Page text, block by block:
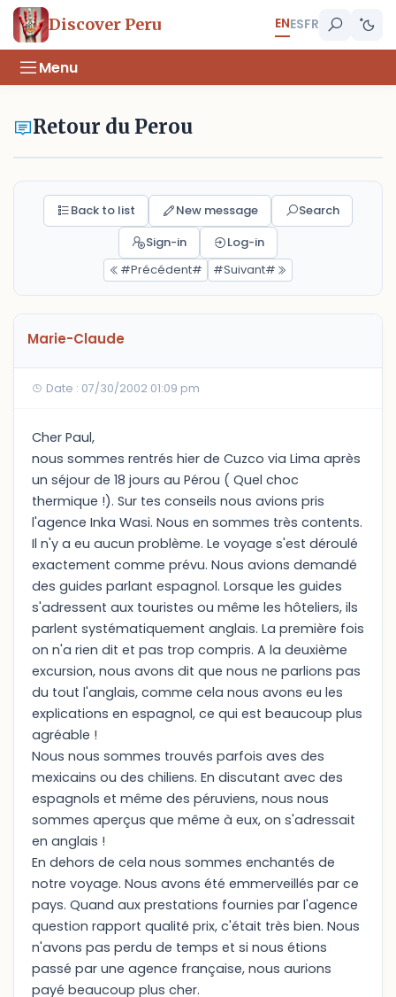
Discover Peru ENESFR
Menu
Retour du Perou
Back to list New message
Search
Sign-in
Log-in
#Précédent#
#Suivant#
Marie-Claude
Date : 07/30/2002 01:09 pm
Cher Paul,
nous sommes rentrés hier de Cuzco via Lima après
un séjour de 18 jours au Pérou ( Quel choc
thermique !). Sur tes conseils nous avions pris
l'agence Inka Wasi. Nous en sommes très contents.
Il n'y a eu aucun problème. Le voyage s'est déroulé
exactement comme prévu. Nous avions demandé
des guides parlant espagnol. Lorsque les guides
s'adressent aux touristes ou même les hôteliers, ils
parlent systématiquement anglais. La première fois
on n'a rien dit et pas trop compris. A la deuxième
excursion, nous avons dit que nous ne parlions pas
du tout l'anglais, comme cela nous avons eu les
explications en espagnol, ce qui est beaucoup plus
agréable !
Nous nous sommes trouvés parfois aves des
mexicains ou des chiliens. En discutant avec des
espagnols et même des péruviens, nous nous
sommes aperçus que même à eux, on s'adressait
en anglais !
En dehors de cela nous sommes enchantés de
notre voyage. Nous avons été emmerveillés par ce
pays. Quand aux prestations fournies par l'agence
question rapport qualité prix, c'était très bien. Nous
n'avons pas perdu de temps et si nous étions
passé par une agence française, nous aurions
payé beaucoup plus cher.